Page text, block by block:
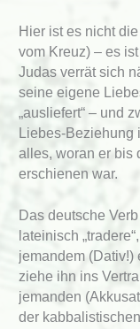
Hier ist es nicht
vom Kreuz) – es
Judas verrät sich
seine eigene
„ausliefert“ – und
Liebes-Beziehung
alles, woran er bis
erschienen war.
Das deutsche
lateinisch
jemandem (Dativ!)
ziehe ihn ins
jemanden
der